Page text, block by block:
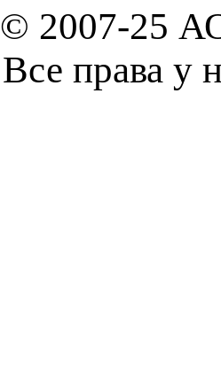
© 2007-25
Все права у